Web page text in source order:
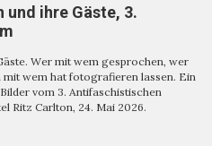
und ihre Gäste, 3.
Wer mit wem gesprochen, wer
wem hat fotografieren lassen. Ein
vom 3. Antifaschistischen
Ritz Carlton, 24. Mai 2026.